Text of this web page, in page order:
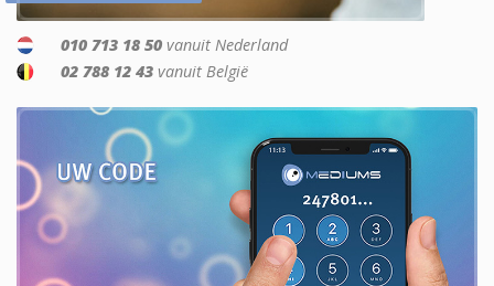
010 713 18 50 vanuit Nederland
02 788 12 43 vanuit België